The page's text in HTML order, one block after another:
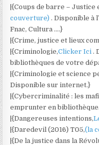
|{Coups de barre – Justice
couverture). Disponible à
Fnac, Cultura ….}
|{Crime, justice et lieux
|{Criminologie,Clicker Ici.
bibliothèques de votre
|{Criminologie et science
Disponible sur internet.}
|{Cybercriminalité : les
emprunter en
|{Dangereuses intentions,
|{Daredevil (2016) T05,(la
|{De la justice dans la